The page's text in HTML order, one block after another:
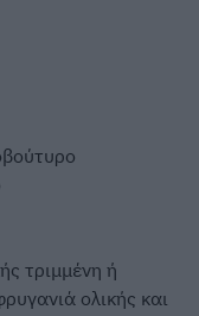
τριμμένη ή
ολικής και